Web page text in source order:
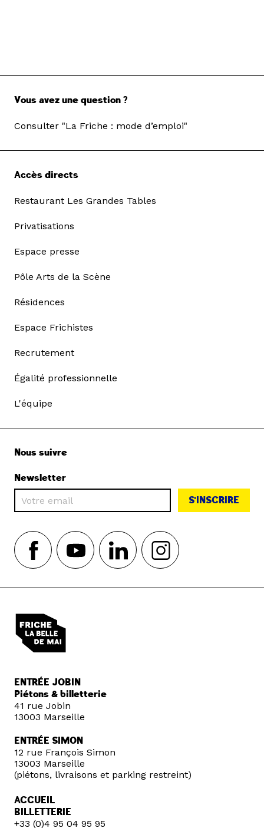
Vous avez une question ?
Consulter "La Friche : mode d’emploi"
Accès directs
Restaurant Les Grandes Tables
Privatisations
Espace presse
Pôle Arts de la Scène
Résidences
Espace Frichistes
Recrutement
Égalité professionnelle
L'équipe
Nous suivre
Newsletter
S'INSCRIRE
ENTRÉE JOBIN
Piétons & billetterie
41 rue Jobin
13003 Marseille
ENTRÉE SIMON
12 rue François Simon
13003 Marseille
(piétons, livraisons et parking restreint)
ACCUEIL
BILLETTERIE
+33 (0)4 95 04 95 95